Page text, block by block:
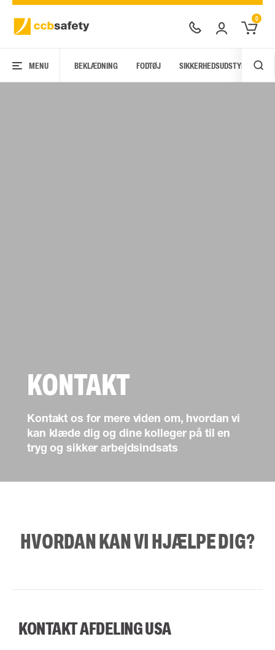
0
MENU BEKLÆDNING FODTØJ SIKKERHEDSUDSTYR
KONTAKT
Kontakt os for mere viden om, hvordan vi
kan klæde dig og dine kolleger på til en
tryg og sikker arbejdsindsats
HVORDAN KAN VI HJÆLPE DIG?
KONTAKT AFDELING USA